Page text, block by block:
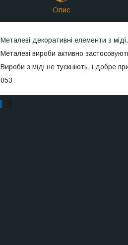
Опис
Металеві декоративні елементи з міді.
Металеві вироби активно
Вироби з міді не тускніють, і добре
053